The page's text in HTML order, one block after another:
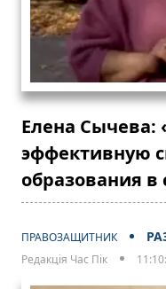
Елена Сычева:
эффективную
образования в
ПРАВОЗАЩИТНИК
Редакція Час Пік